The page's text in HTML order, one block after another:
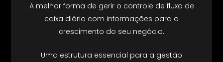
A melhor forma de gerir o controle de fluxo de
caixa diário com informações para o
crescimento do seu negócio.
Uma estrutura essencial para a gestão